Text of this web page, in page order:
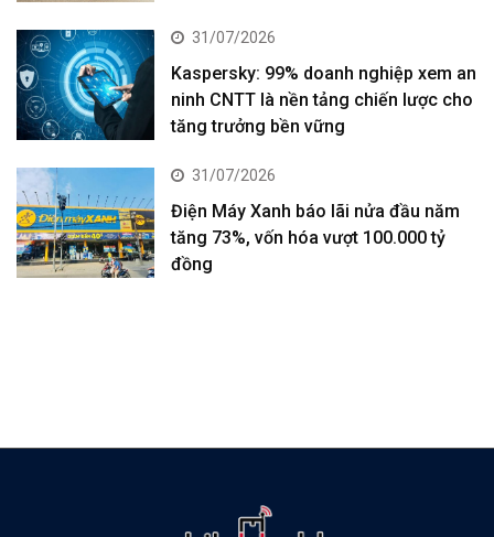
31/07/2026
Kaspersky: 99% doanh nghiệp xem an
ninh CNTT là nền tảng chiến lược cho
tăng trưởng bền vững
31/07/2026
Điện Máy Xanh báo lãi nửa đầu năm
tăng 73%, vốn hóa vượt 100.000 tỷ
đồng